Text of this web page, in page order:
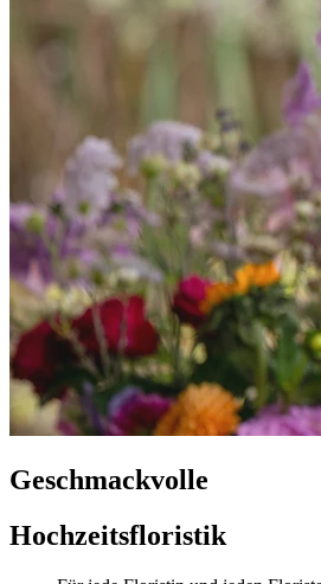
Geschmackvolle
Hochzeitsfloristik